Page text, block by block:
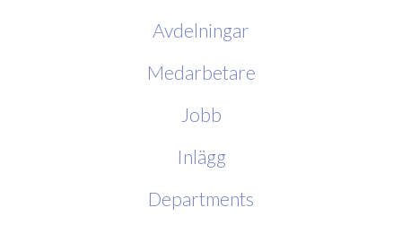
Avdelningar
Medarbetare
Jobb
Inlägg
Departments